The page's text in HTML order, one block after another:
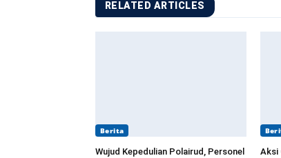
RELATED ARTICLES
Berita
Wujud Kepedulian Polairud, Personel
Aksi